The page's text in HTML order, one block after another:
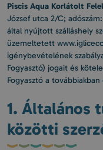
Piscis Aqua Korlátolt
József utca 2/C;
által nyújtott szálláshely
üzemeltetett
igénybevételének
Fogyasztó) jogait és
Fogyasztó a
1. Általános
közötti